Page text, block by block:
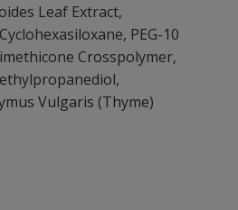
Leaf Extract,
PEG-10
Crosspolymer,
Vulgaris (Thyme)